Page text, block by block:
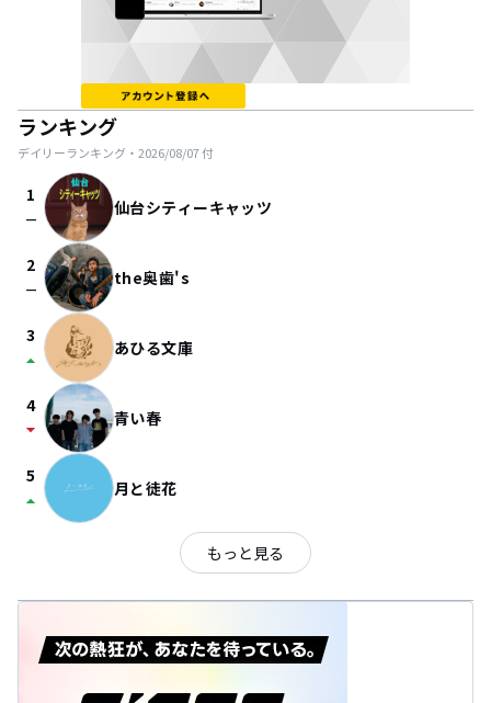
ランキング
デイリーランキング・ 2026/08/07付
1
check_indeterminate_small 仙台シティーキャッツ
2
check_indeterminate_small the奥歯's
3
arrow_drop_up あひる文庫
4
arrow_drop_down 青い春
5
arrow_drop_up 月と徒花
もっと見る